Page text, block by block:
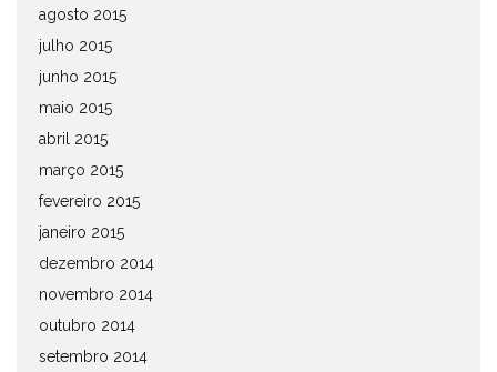
agosto 2015
julho 2015
junho 2015
maio 2015
abril 2015
março 2015
fevereiro 2015
janeiro 2015
dezembro 2014
novembro 2014
outubro 2014
setembro 2014